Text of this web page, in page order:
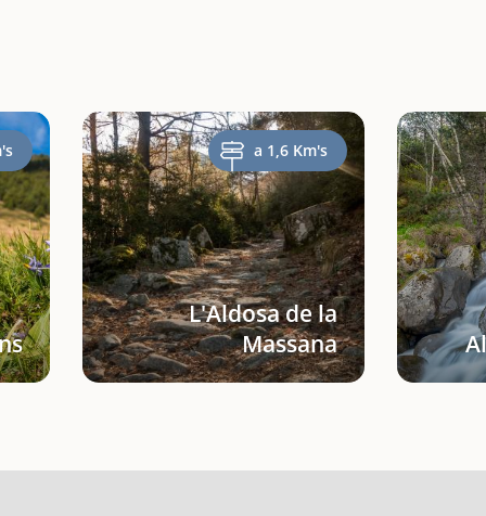
a 1,6 Km's
L'Aldosa de la
Massana